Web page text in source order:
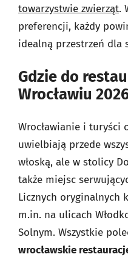
towarzystwie zwierząt.
preferencji, każdy
idealną przestrzeń dla
Gdzie do
Wrocławiu
Wrocławianie i turyści
uwielbiają przede
włoską, ale w stolicy
także miejsc
Licznych oryginalnych
m.in. na ulicach
Solnym. Wszystkie
wrocławskie